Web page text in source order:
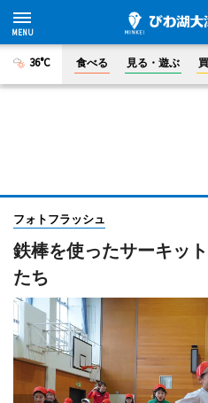
36°C 食べる 見る・遊ぶ
フォトフラッシュ
鉄棒を使ったサーキッ
たち